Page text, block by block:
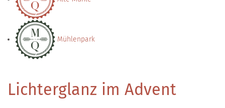
Mühlenpark
Lichterglanz im Advent